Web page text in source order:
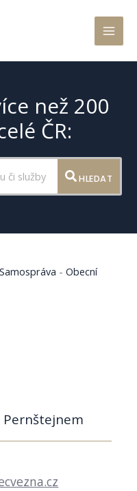
než 200
ČR:
HLEDAT
Samospráva -Obecní
Pernštejnem